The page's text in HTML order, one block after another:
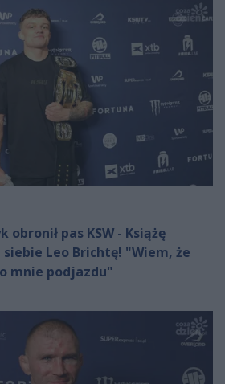
pas KSW - Książę
siebie Leo Brichtę! "Wiem, że
mnie podjazdu"